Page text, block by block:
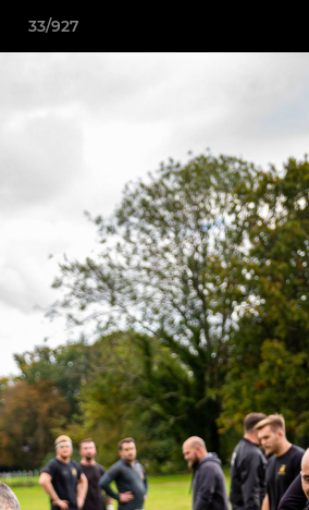
33/927